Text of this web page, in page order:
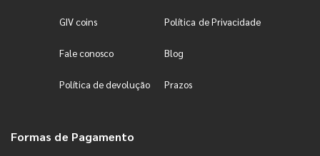
GIV coins Política de Privacidade
Fale conosco Blog
Política de devolução Prazos
Formas de Pagamento